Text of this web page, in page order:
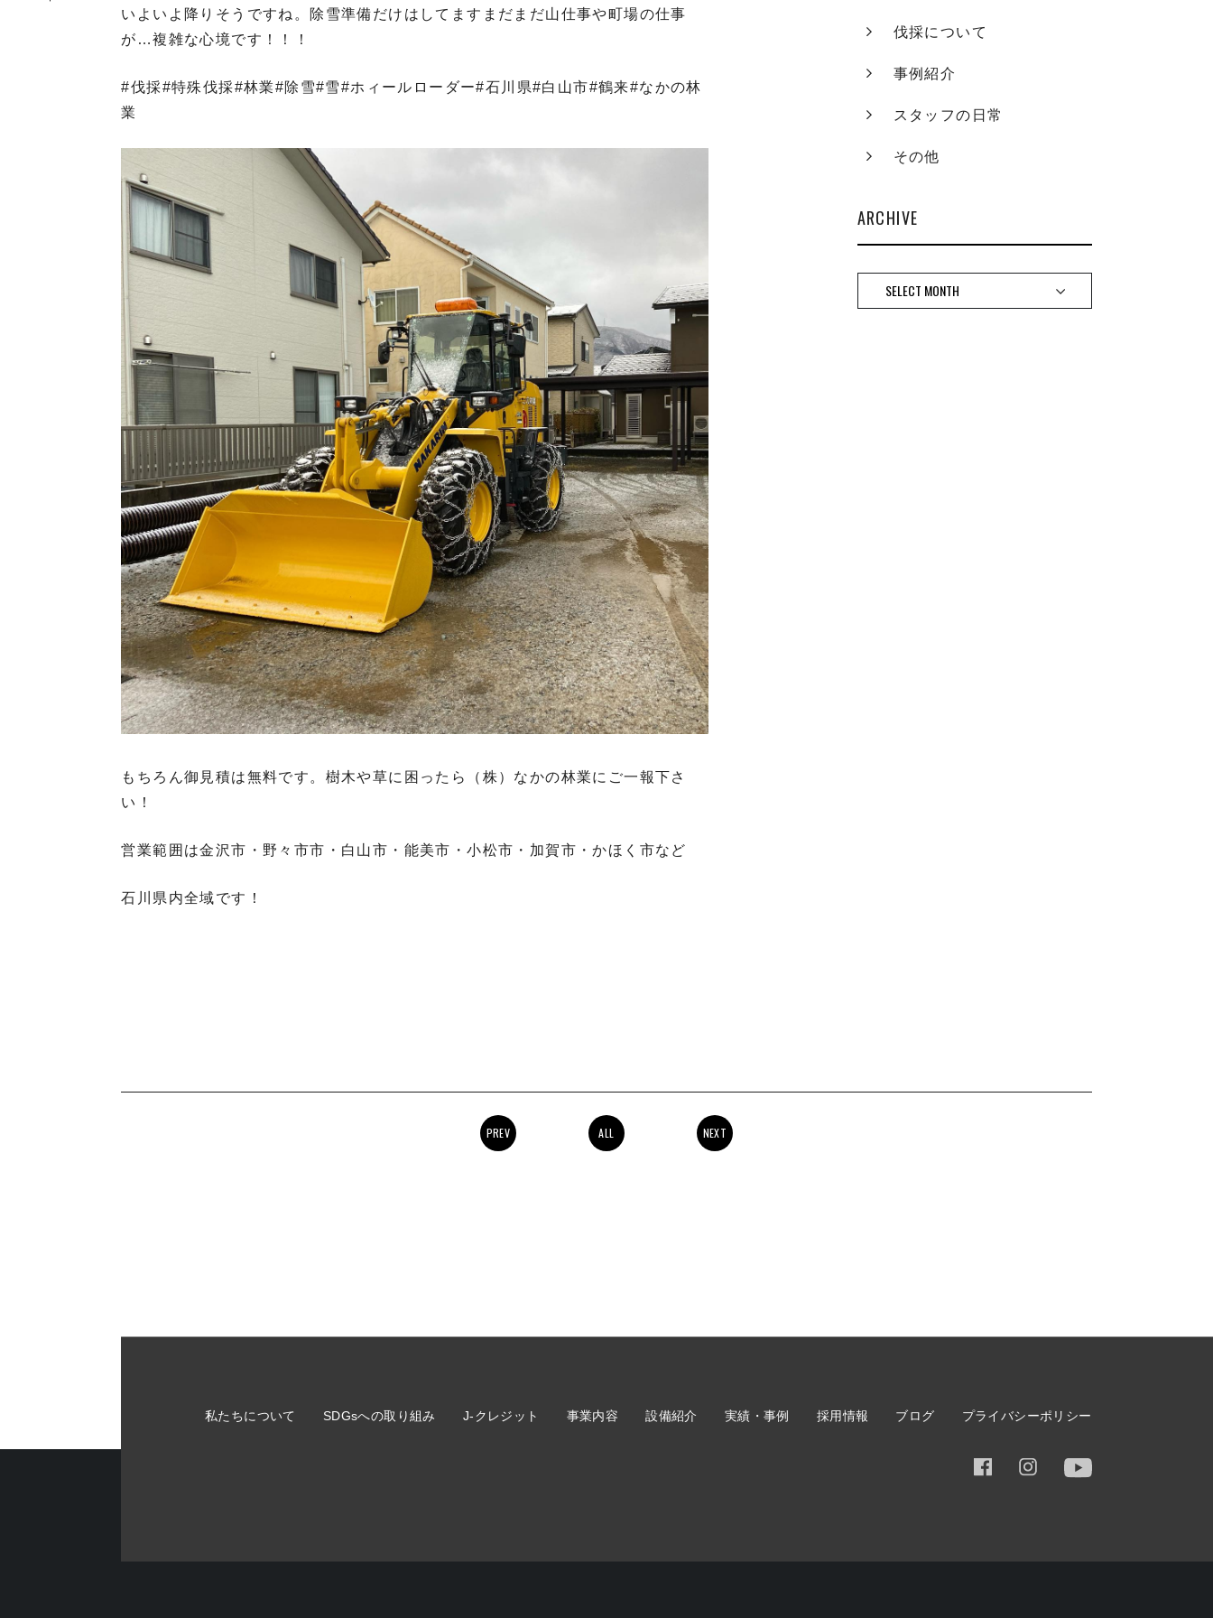
いよいよ降りそうですね。除雪準備だけはしてますまだまだ山仕事や町場の仕事
が…複雑な心境です！！！
#伐採#特殊伐採#林業#除雪#雪#ホィールローダー#石川県#白山市#鶴来#なかの林
業
もちろん御見積は無料です。樹木や草に困ったら（株）なかの林業にご一報下さ
い！
営業範囲は金沢市・野々市市・白山市・能美市・小松市・加賀市・かほく市など
石川県内全域です！
伐採について
事例紹介
スタッフの日常
その他
ARCHIVE
PREV ALL NEXT
私たちについて SDGsへの取り組み J-クレジット 事業内容 設備紹介 実績・事例 採用情報 ブログ プライバシーポリシー